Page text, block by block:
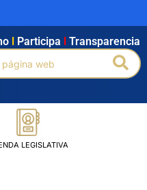
Intranet Búsqueda avanzada
Participa Transparencia
LEGISLATIVA